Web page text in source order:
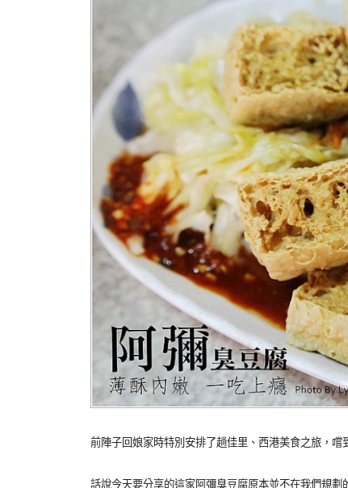
前陣子回娘家時特別安排了趟佳里、西港美食之旅，嚐
話說今天要分享的這家阿彌臭豆腐原本並不在我們規劃